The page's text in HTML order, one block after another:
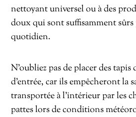
nettoyant universel ou à des
doux qui sont suffisamment sûrs
quotidien.
N’oubliez pas de placer des
d’entrée, car ils empêcheront la
transportée à l’intérieur par les
pattes lors de conditions